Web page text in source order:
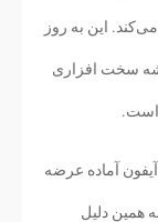
این به روز
مشکل آیفون 8 پلاس ریشه سخت افزاری
است.
آماده عرضه
است. به همین دلیل